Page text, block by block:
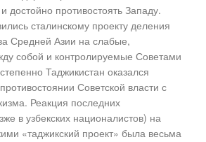
достойно противостоять Западу.
сталинскому проекту деления
Средней Азии на слабые,
собой и контролируемые Советами
Таджикистан оказался
Советской власти с
Реакция последних
в узбекских националистов) на
«таджикский проект» была весьма